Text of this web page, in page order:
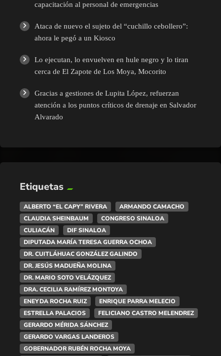
capacitación al personal de emergencias
Ataca de nuevo el sujeto del “cuchillo cebollero”:
ahora le pegó a un Kiosco
Lo ejecutan, lo envuelven en hule negro y lo tiran
cerca de El Zapote de Los Moya, Mocorito
Gracias a gestiones de Lupita López, refuerzan
atención a los puntos críticos de drenaje en Salvador
Alvarado
Etiquetas
ALBERTO “EL CAPY” RIVERA
ARMANDO CAMACHO
CLAUDIA SHEINBAUM
CONGRESO SINALOA
CULIACÁN
DIF SINALOA
DIPUTADA MARÍA TERESA GUERRA OCHOA
DR. CUITLÁHUAC GONZÁLEZ GALINDO
DR. JESÚS MADUEÑA MOLINA
DR. MARIO SOTO VELÁZQUEZ
DRA. CECILIA RAMÍREZ MONTOYA
ENEYDA ROCHA RUIZ
ENRIQUE PARRA MELECIO
ESTRELLA PALACIOS
FELICIANO CASTRO MELENDREZ
GERARDO MÉRIDA SÁNCHEZ
GERARDO VARGAS LANDEROS
GOBERNADOR RUBÉN ROCHA MOYA